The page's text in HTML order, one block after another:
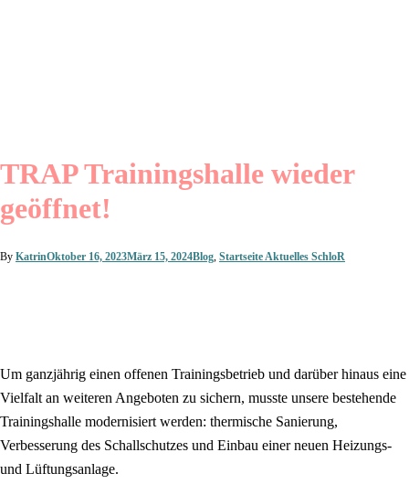
TRAP Trainingshalle wieder
geöffnet!
By KatrinOktober 16, 2023März 15, 2024Blog, Startseite Aktuelles SchloR
Um ganzjährig einen offenen Trainingsbetrieb und darüber hinaus eine
Vielfalt an weiteren Angeboten zu sichern, musste unsere bestehende
Trainingshalle modernisiert werden: thermische Sanierung,
Verbesserung des Schallschutzes und Einbau einer neuen Heizungs-
und Lüftungsanlage.